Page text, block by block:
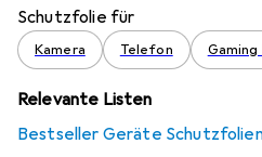
Schutzfolie für
Kamera Telefon Gaming
Relevante Listen
Bestseller Geräte